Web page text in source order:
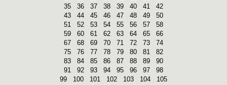
35
36 37 38 39 40 41
42
43
44 45 46 47 48 49
50
51
52 53 54 55 56 57
58
59
60 61 62 63 64 65
66
67
68 69 70 71 72 73
74
75
76 77 78 79 80 81
82
83
84 85 86 87 88 89
90
91
92 93 94 95 96 97
98
99
100 101 102 103 104
105